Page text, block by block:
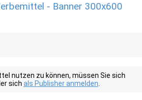
- Banner 300x600
nutzen zu können, müssen Sie sich
sich als Publisher anmelden